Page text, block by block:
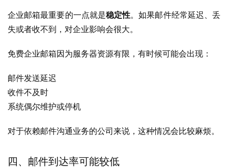
企业邮箱最重要的一点就是稳定性。如果邮件经常延迟、丢
失或者收不到，对企业影响会很大。
免费企业邮箱因为服务器资源有限，有时候可能会出现：
邮件发送延迟
收件不及时
系统偶尔维护或停机
对于依赖邮件沟通业务的公司来说，这种情况会比较麻烦。
四、邮件到达率可能较低